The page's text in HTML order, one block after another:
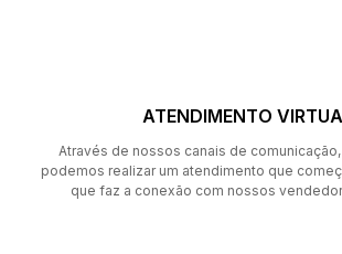
ATENDIMENTO
Através de nossos canais de
podemos realizar um atendimento que
que faz a conexão com nossos